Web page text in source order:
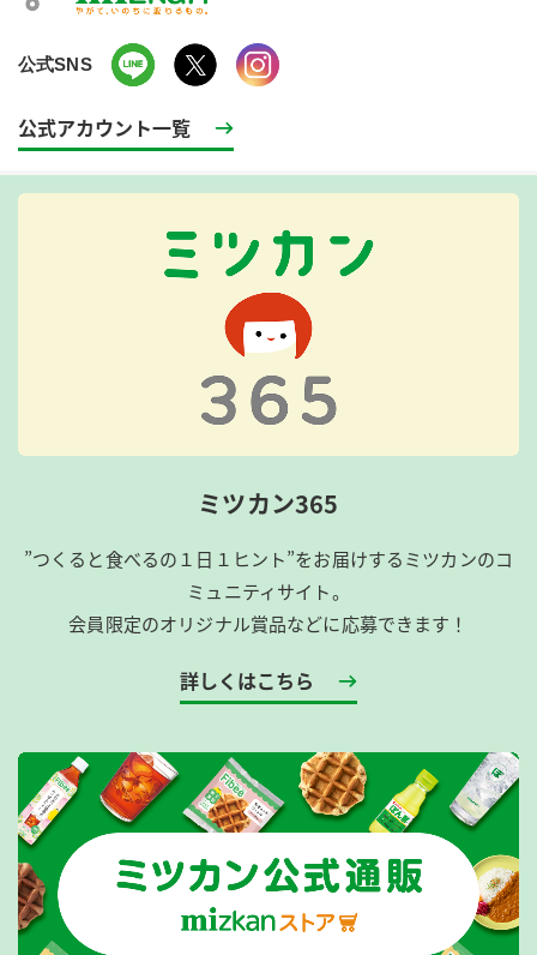
公式SNS
公式アカウント一覧
ミツカン365
”つくると食べるの１日１ヒント”をお届けするミツカンのコ
ミュニティサイト。
会員限定のオリジナル賞品などに応募できます！
詳しくはこちら